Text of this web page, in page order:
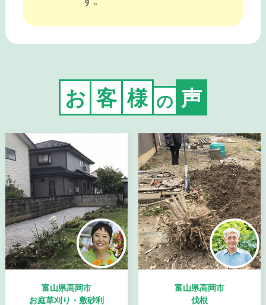
お 客 様 の 声
富山県高岡市
お庭草刈り・敷砂利
富山県高岡市
伐根